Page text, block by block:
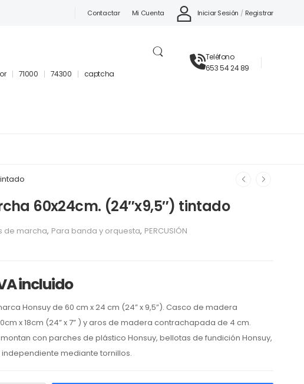
Contactar Mi Cuenta Iniciar Sesión / Registrar
71000 74300 captcha
Teléfono
653 54 24 89
60x24cm. (24″x9,5″) tintado
de marcha, Para banda y orquesta, PERCUSIÓN
incluido
Honsuyde 60 cm x24 cm (24” x 9,5”). Casco de madera
x18cm (24” x7” ) y aros de madera contrachapada de 4 cm.
con parches de plástico Honsuy, bellotas de fundición Honsuy,
mediante tornillos.